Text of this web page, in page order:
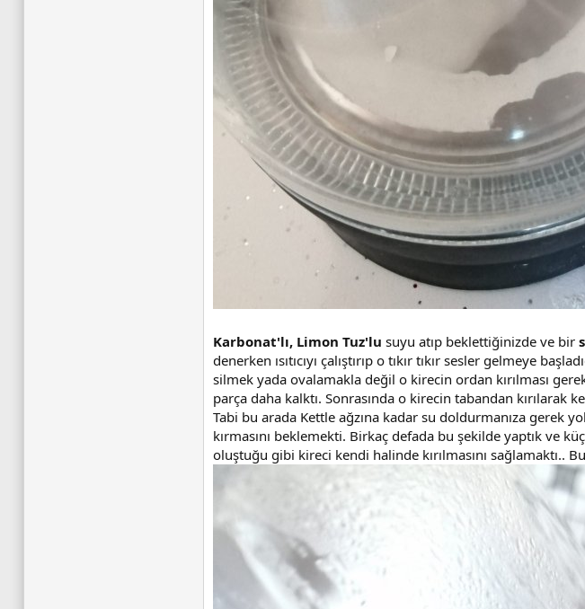
Karbonat'lı, Limon Tuz'lu suyu atıp beklettiğinizde ve bir
denerken ısıtıcıyı çalıştırıp o tıkır tıkır sesler gelmeye
silmek yada ovalamakla değil o kirecin ordan kırılması
parça daha kalktı. Sonrasında o kirecin tabandan kırılarak
Tabi bu arada Kettle ağzına kadar su doldurmanıza gerek
kırmasını beklemekti. Birkaç defada bu şekilde yaptık ve
oluştuğu gibi kireci kendi halinde kırılmasını sağlamaktı..